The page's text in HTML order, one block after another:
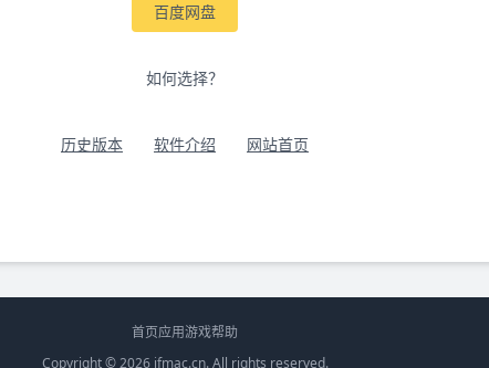
百度网盘
如何选择？
历史版本 软件介绍 网站首页
首页应用游戏帮助
Copyright © 2026 ifmac.cn. All rights reserved.